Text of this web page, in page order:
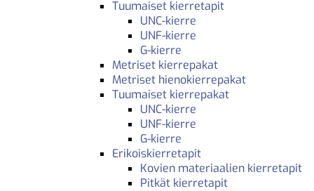
Tuumaiset kierretapit
UNC-kierre
UNF-kierre
G-kierre
Metriset kierrepakat
Metriset hienokierrepakat
Tuumaiset kierrepakat
UNC-kierre
UNF-kierre
G-kierre
Erikoiskierretapit
Kovien materiaalien kierretapit
Pitkät kierretapit